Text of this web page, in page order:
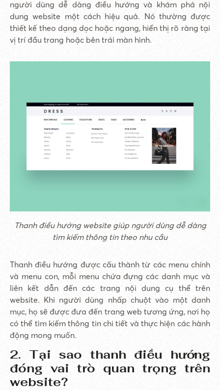
người dùng dễ dàng điều hướng và khám phá nội
dung website một cách hiệu quả. Nó thường được
thiết kế theo dạng dọc hoặc ngang, hiển thị rõ ràng tại
vị trí đầu trang hoặc bên trái màn hình.
Thanh điều hướng website giúp người dùng dễ dàng
tìm kiếm thông tin theo nhu cầu
Thanh điều hướng được cấu thành từ các menu chính
và menu con, mỗi menu chứa đựng các danh mục và
liên kết dẫn đến các trang nội dung cụ thể trên
website. Khi người dùng nhấp chuột vào một danh
mục, họ sẽ được đưa đến trang web tương ứng, nơi họ
có thể tìm kiếm thông tin chi tiết và thực hiện các hành
động mong muốn.
2. Tại sao thanh điều hướng
đóng vai trò quan trọng trên
website?